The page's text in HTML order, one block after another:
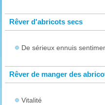
Rêver d'abricots secs
De sérieux ennuis
Rêver de manger des
Vitalité